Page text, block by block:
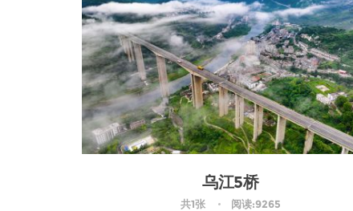
乌江5桥
共1张 阅读:9265